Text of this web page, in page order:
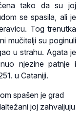
tako da su joj
se spasila, ali je
Tog trenutka
mučitelji su poginuli
u strahu. Agata je
njezine patnje i
u Cataniji.
spašen je grad
joj zahvaljuju